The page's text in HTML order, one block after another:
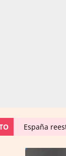
España